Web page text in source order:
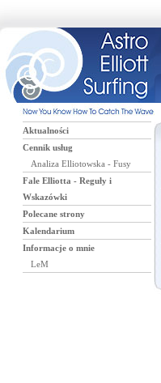
Aktualności
Cennik usług
Analiza Elliotowska - Fusy
Fale Elliotta - Reguły i
Wskazówki
Polecane strony
Kalendarium
Informacje o mnie
LeM